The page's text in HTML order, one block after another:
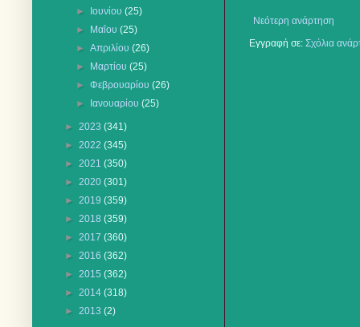
Νεότερη ανάρτηση
Εγγραφή σε: Σχόλια
►
Ιουνίου(25)
►
Μαΐου(25)
►Απριλίου(26)
►
Μαρτίου(25)
►Φεβρουαρίου(26)
►
Ιανουαρίου(25)
► 2023 (341)
► 2022 (345)
► 2021 (350)
► 2020 (301)
► 2019 (359)
► 2018 (359)
► 2017 (360)
► 2016 (362)
► 2015 (362)
► 2014 (318)
► 2013 (2)